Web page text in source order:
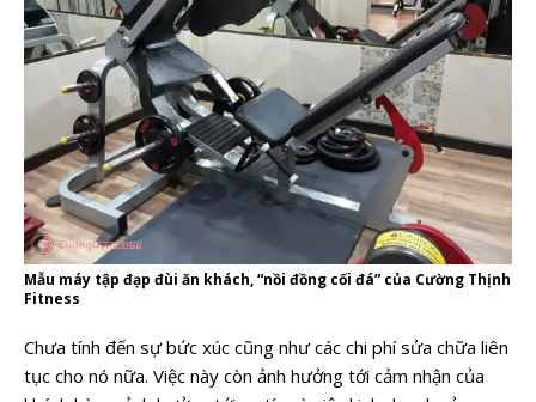
Mẫu máy tập đạp đùi ăn khách, “nồi đồng cối đá” của Cường Thịnh
Fitness
Chưa tính đến sự bức xúc cũng như các chi phí sửa chữa liên
tục cho nó nữa. Việc này còn ảnh hưởng tới cảm nhận của